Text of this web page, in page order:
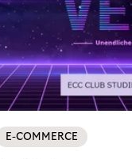
E-COMMERCE